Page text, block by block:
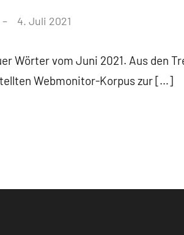
4. Juli 2021
Wörter vom Juni 2021. Aus den
Webmonitor-Korpus zur […]